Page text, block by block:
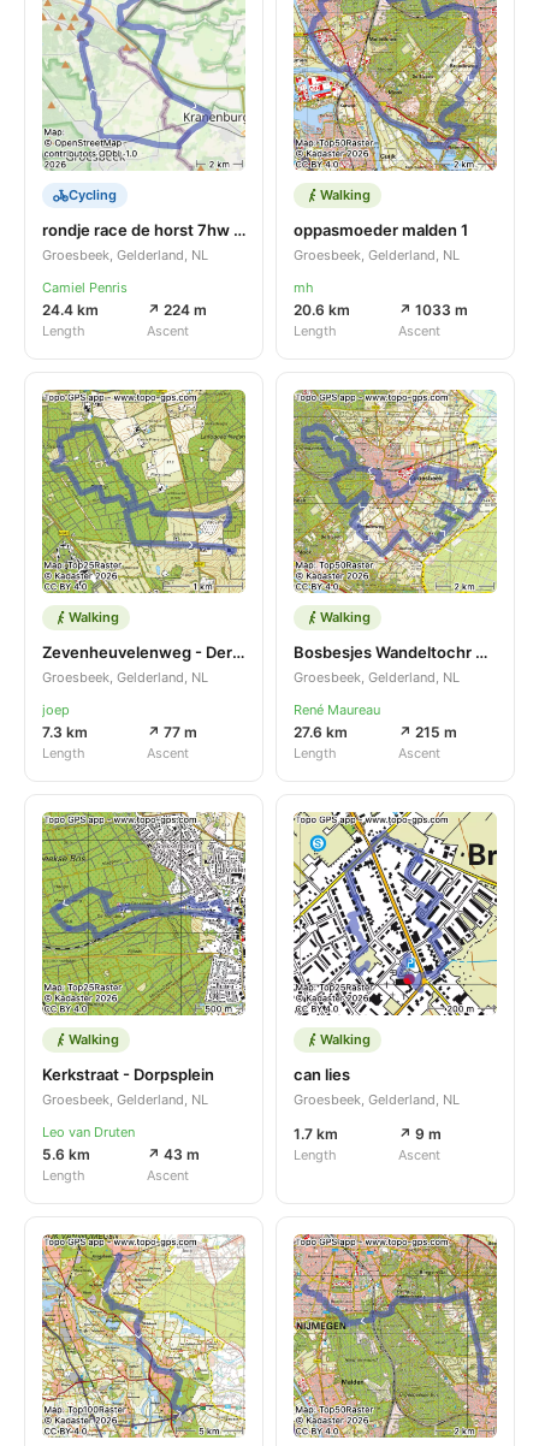
Cycling
rondje race de horst 7hw b l zyf wyler Krb de horsy
Groesbeek, Gelderland, NL
Camiel Penris
24.4 km
Length
↗ 224 m
Ascent
Walking
oppasmoeder malden 1
Groesbeek, Gelderland, NL
mh
20.6 km
Length
↗ 1033 m
Ascent
Walking
Zevenheuvelenweg - Derdebaan
Groesbeek, Gelderland, NL
joep
7.3 km
Length
↗ 77 m
Ascent
Walking
Bosbesjes Wandeltochr Groesbeek
Groesbeek, Gelderland, NL
René Maureau
27.6 km
Length
↗ 215 m
Ascent
Walking
Kerkstraat - Dorpsplein
Groesbeek, Gelderland, NL
Leo van Druten
5.6 km
Length
↗ 43 m
Ascent
Walking
can lies
Groesbeek, Gelderland, NL
1.7 km
Length
↗ 9 m
Ascent